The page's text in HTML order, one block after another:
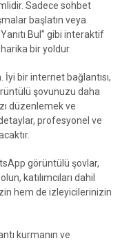
Sadece sohbet
başlatın veya
Bul” gibi interaktif
bir yoldur.
bir internet bağlantısı,
şovunuzu daha
düzenlemek ve
profesyonel ve
görüntülü şovlar,
katılımcıları dahil
hem de izleyicilerinizin
kurmanın ve